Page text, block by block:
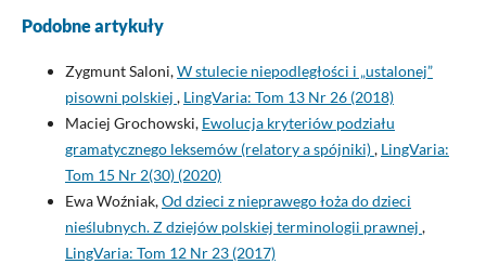
Podobne artykuły
Zygmunt Saloni,W stulecie niepodległości i „ustalonej”
pisowni polskiej , LingVaria: Tom 13 Nr 26 (2018)
Maciej Grochowski, Ewolucja kryteriów podziału
gramatycznego leksemów (relatory a spójniki), LingVaria:
Tom 15 Nr 2(30) (2020)
Ewa Woźniak,Od dzieci z nieprawego łoża do dzieci
nieślubnych. Z dziejów polskiej terminologii prawnej ,
LingVaria: Tom 12 Nr 23 (2017)